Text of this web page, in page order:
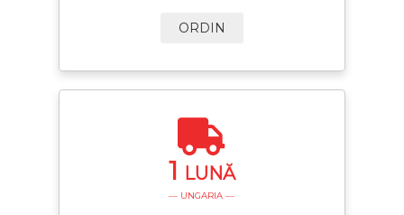
ORDIN
1 LUNĂ
— UNGARIA —